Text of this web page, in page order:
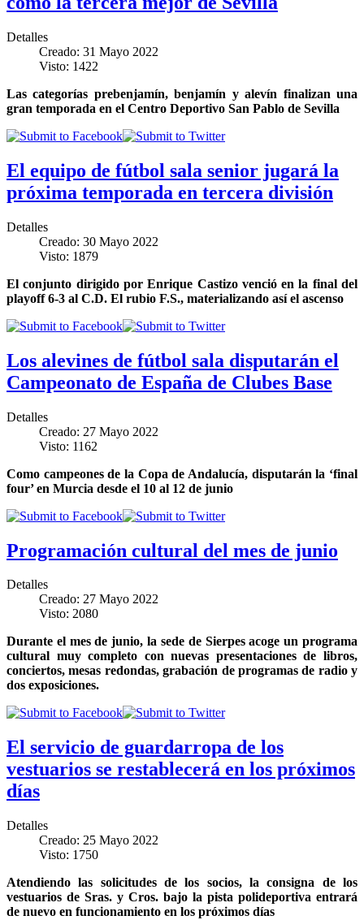
Detalles
Creado: 31 Mayo 2022
Visto: 1422
Las categorías prebenjamín, benjamín y alevín finalizan una
gran temporada en el Centro Deportivo San Pablo de Sevilla
El equipo de fútbol sala senior jugará la
próxima temporada en tercera división
Detalles
Creado: 30 Mayo 2022
Visto: 1879
El conjunto dirigido por Enrique Castizo venció en la final del
playoff 6-3 al C.D. El rubio F.S., materializando así el ascenso
Los alevines de fútbol sala disputarán el
Campeonato de España de Clubes Base
Detalles
Creado: 27 Mayo 2022
Visto: 1162
Como campeones de la Copa de Andalucía, disputarán la ‘final
four’ en Murcia desde el 10 al 12 de junio
Programación cultural del mes de junio
Detalles
Creado: 27 Mayo 2022
Visto: 2080
Durante el mes de junio, la sede de Sierpes acoge un programa
cultural muy completo con nuevas presentaciones de libros,
conciertos, mesas redondas, grabación de programas de radio y
dos exposiciones.
El servicio de guardarropa de los
vestuarios se restablecerá en los próximos
días
Detalles
Creado: 25 Mayo 2022
Visto: 1750
Atendiendo las solicitudes de los socios, la consigna de los
vestuarios de Sras. y Cros. bajo la pista polideportiva entrará
de nuevo en funcionamiento en los próximos días